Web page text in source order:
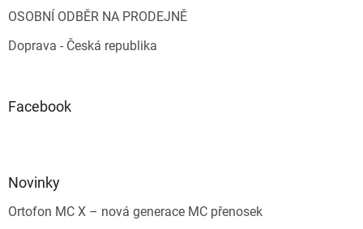
OSOBNÍ ODBĚR NA PRODEJNĚ
Doprava - Česká republika
Facebook
Novinky
Ortofon MC X – nová generace MC přenosek